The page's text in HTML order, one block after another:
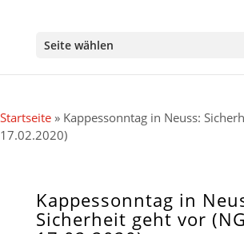
Seite wählen
Startseite » Kappessonntag in Neuss:
17.02.2020)
Kappessonntag in
Sicherheit geht vor